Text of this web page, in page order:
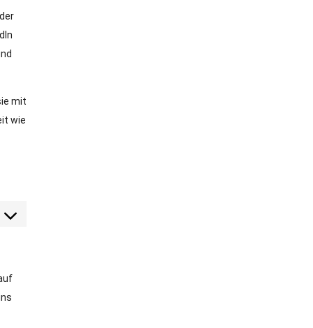
mit
wie
to service sonstiges